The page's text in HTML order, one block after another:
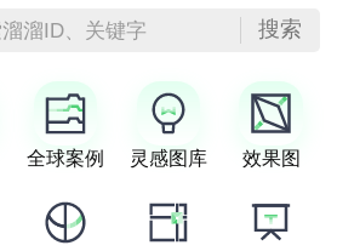
溜ID、关键字 搜索
全球案例 灵感图库 效果图